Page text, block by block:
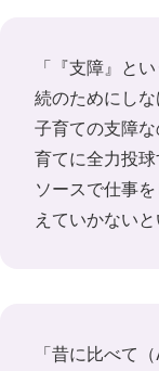
「『支障』と
続のためにし
子育ての支障
育てに全力投
ソースで仕事
えていかないと
「昔に比べて